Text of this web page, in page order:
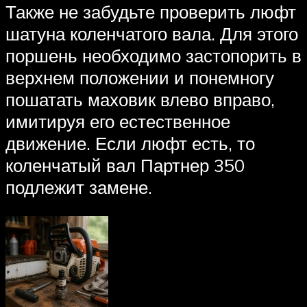
Также не забудьте проверить люфт
шатуна коленчатого вала. Для этого
поршень необходимо застопорить в
верхнем положении и понемногу
пошатать маховик влево вправо,
имитируя его естественное
движение. Если люфт есть, то
коленчатый вал Партнер 350
подлежит замене.